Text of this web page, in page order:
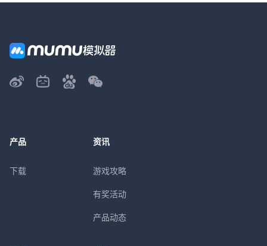
产品
下载
资讯
游戏攻略
有奖活动
产品动态